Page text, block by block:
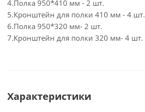
4.Полка 950*410 мм - 2 шт.
5.Кронштейн для полки 410 мм - 4 шт.
6.Полка 950*320 мм- 2 шт.
7.Кронштейн для полки 320 мм- 4 шт.
Характеристики